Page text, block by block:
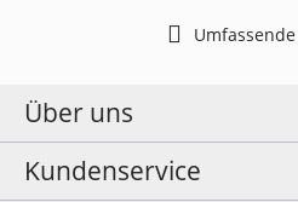
Über uns
Kundenservice